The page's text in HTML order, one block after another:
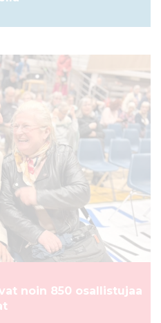
noin 850 osallistujaa